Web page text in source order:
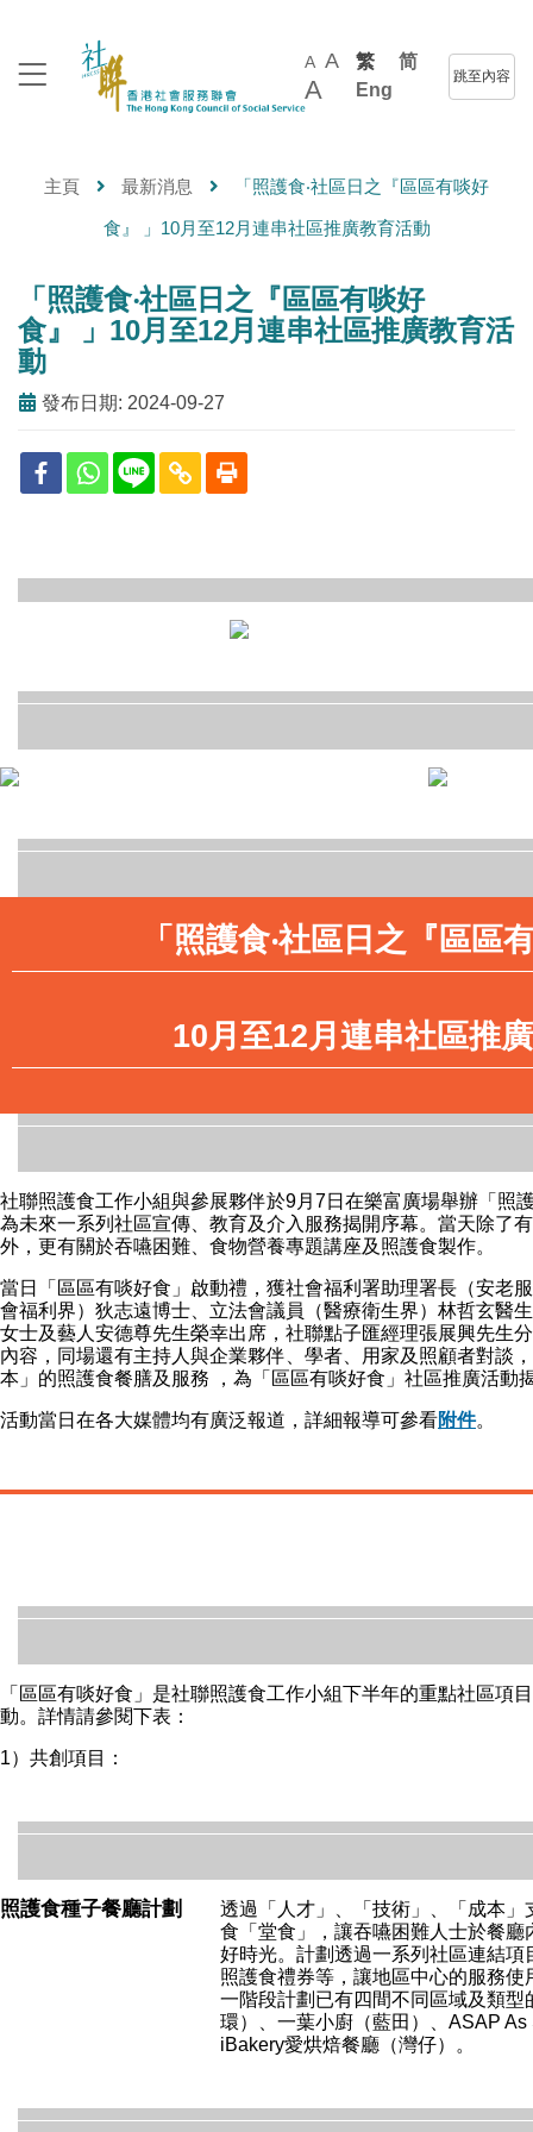
A A
A
繁
简
Eng
跳至內容
主頁 最新消息 「照護食‧社區日之『區區有啖好
食』 」10月至12月連串社區推廣教育活動
「照護食‧社區日之『區區有啖好
食』 」10月至12月連串社區推廣教育活
動
發布日期: 2024-09-27
「照護食‧社區日之『區區
10月至12月連串社區推
社聯照護食工作小組與參展夥伴於9月7日在樂富廣場舉辦「照
為未來一系列社區宣傳、教育及介入服務揭開序幕。當天除了
外，更有關於吞嚥困難、食物營養專題講座及照護食製作。
當日「區區有啖好食」啟動禮，獲社會福利署助理署長（安老
會福利界）狄志遠博士、立法會議員（醫療衛生界）林哲玄醫
女士及藝人安德尊先生榮幸出席，社聯點子匯經理張展興先生
內容，同場還有主持人與企業夥伴、學者、用家及照顧者對談
本」的照護食餐膳及服務 ，為「區區有啖好食」社區推廣活動
活動當日在各大媒體均有廣泛報道，詳細報導可參看附件。
「區區有啖好食」是社聯照護食工作小組下半年的重點社區項
動。詳情請參閱下表：
1）共創項目：
照護食種子餐廳計劃
透過「人才」、「技術」、「成本
食「堂食」，讓吞嚥困難人士於餐
好時光。計劃透過一系列社區連結
照護食禮券等，讓地區中心的服務
一階段計劃已有四間不同區域及類
環）、一葉小廚（藍田）、ASAP
iBakery愛烘焙餐廳（灣仔）。